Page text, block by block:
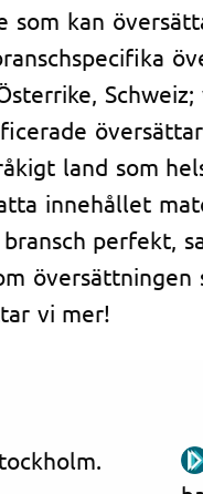
som kan
land som
innehållet
perfekt,
översättningen
vi mer!